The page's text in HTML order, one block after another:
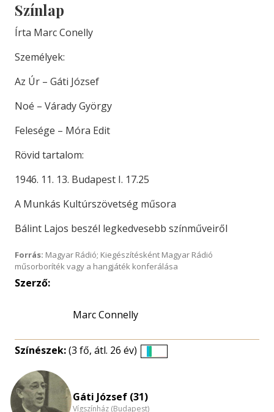
Színlap
Írta Marc Conelly
Személyek:
Az Úr – Gáti József
Noé – Várady György
Felesége – Móra Edit
Rövid tartalom:
1946. 11. 13. Budapest I. 17.25
A Munkás Kultúrszövetség műsora
Bálint Lajos beszél legkedvesebb színműveiről
Forrás: Magyar Rádió; Kiegészítésként Magyar Rádió
műsorboríték vagy a hangjáték konferálása
Szerző:
Marc Connelly
Színészek:(3 fő, átl. 26 év)
Gáti József (31)
Vígszínház (Budapest)